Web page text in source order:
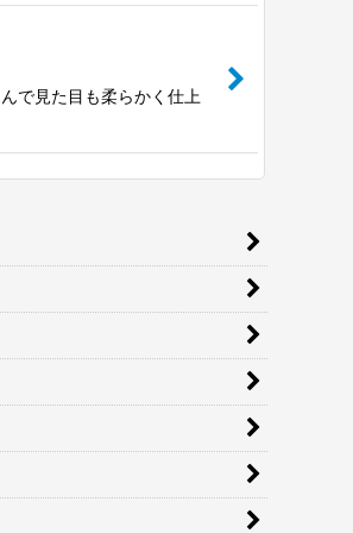
で見た目も柔らかく仕上